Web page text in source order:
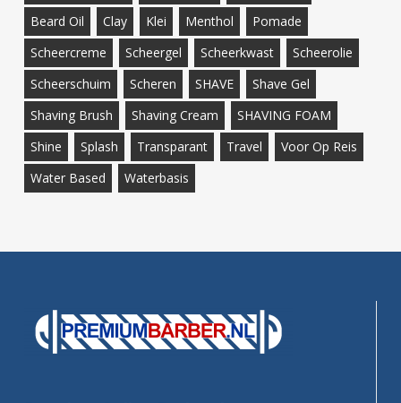
Beard Oil
Clay Klei Menthol
Pomade
Scheercreme
Scheergel Scheerkwast
Scheerolie
Scheerschuim
Scheren SHAVE
Shave Gel
Shaving Brush
Shaving Cream
SHAVING FOAM
Shine
Splash Transparant Travel
Voor Op Reis
Water Based
Waterbasis